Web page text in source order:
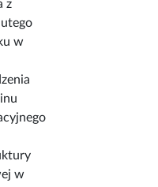
z
w
w